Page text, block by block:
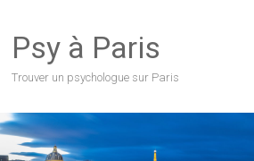
Psy à Paris
Trouver un psychologue sur Paris